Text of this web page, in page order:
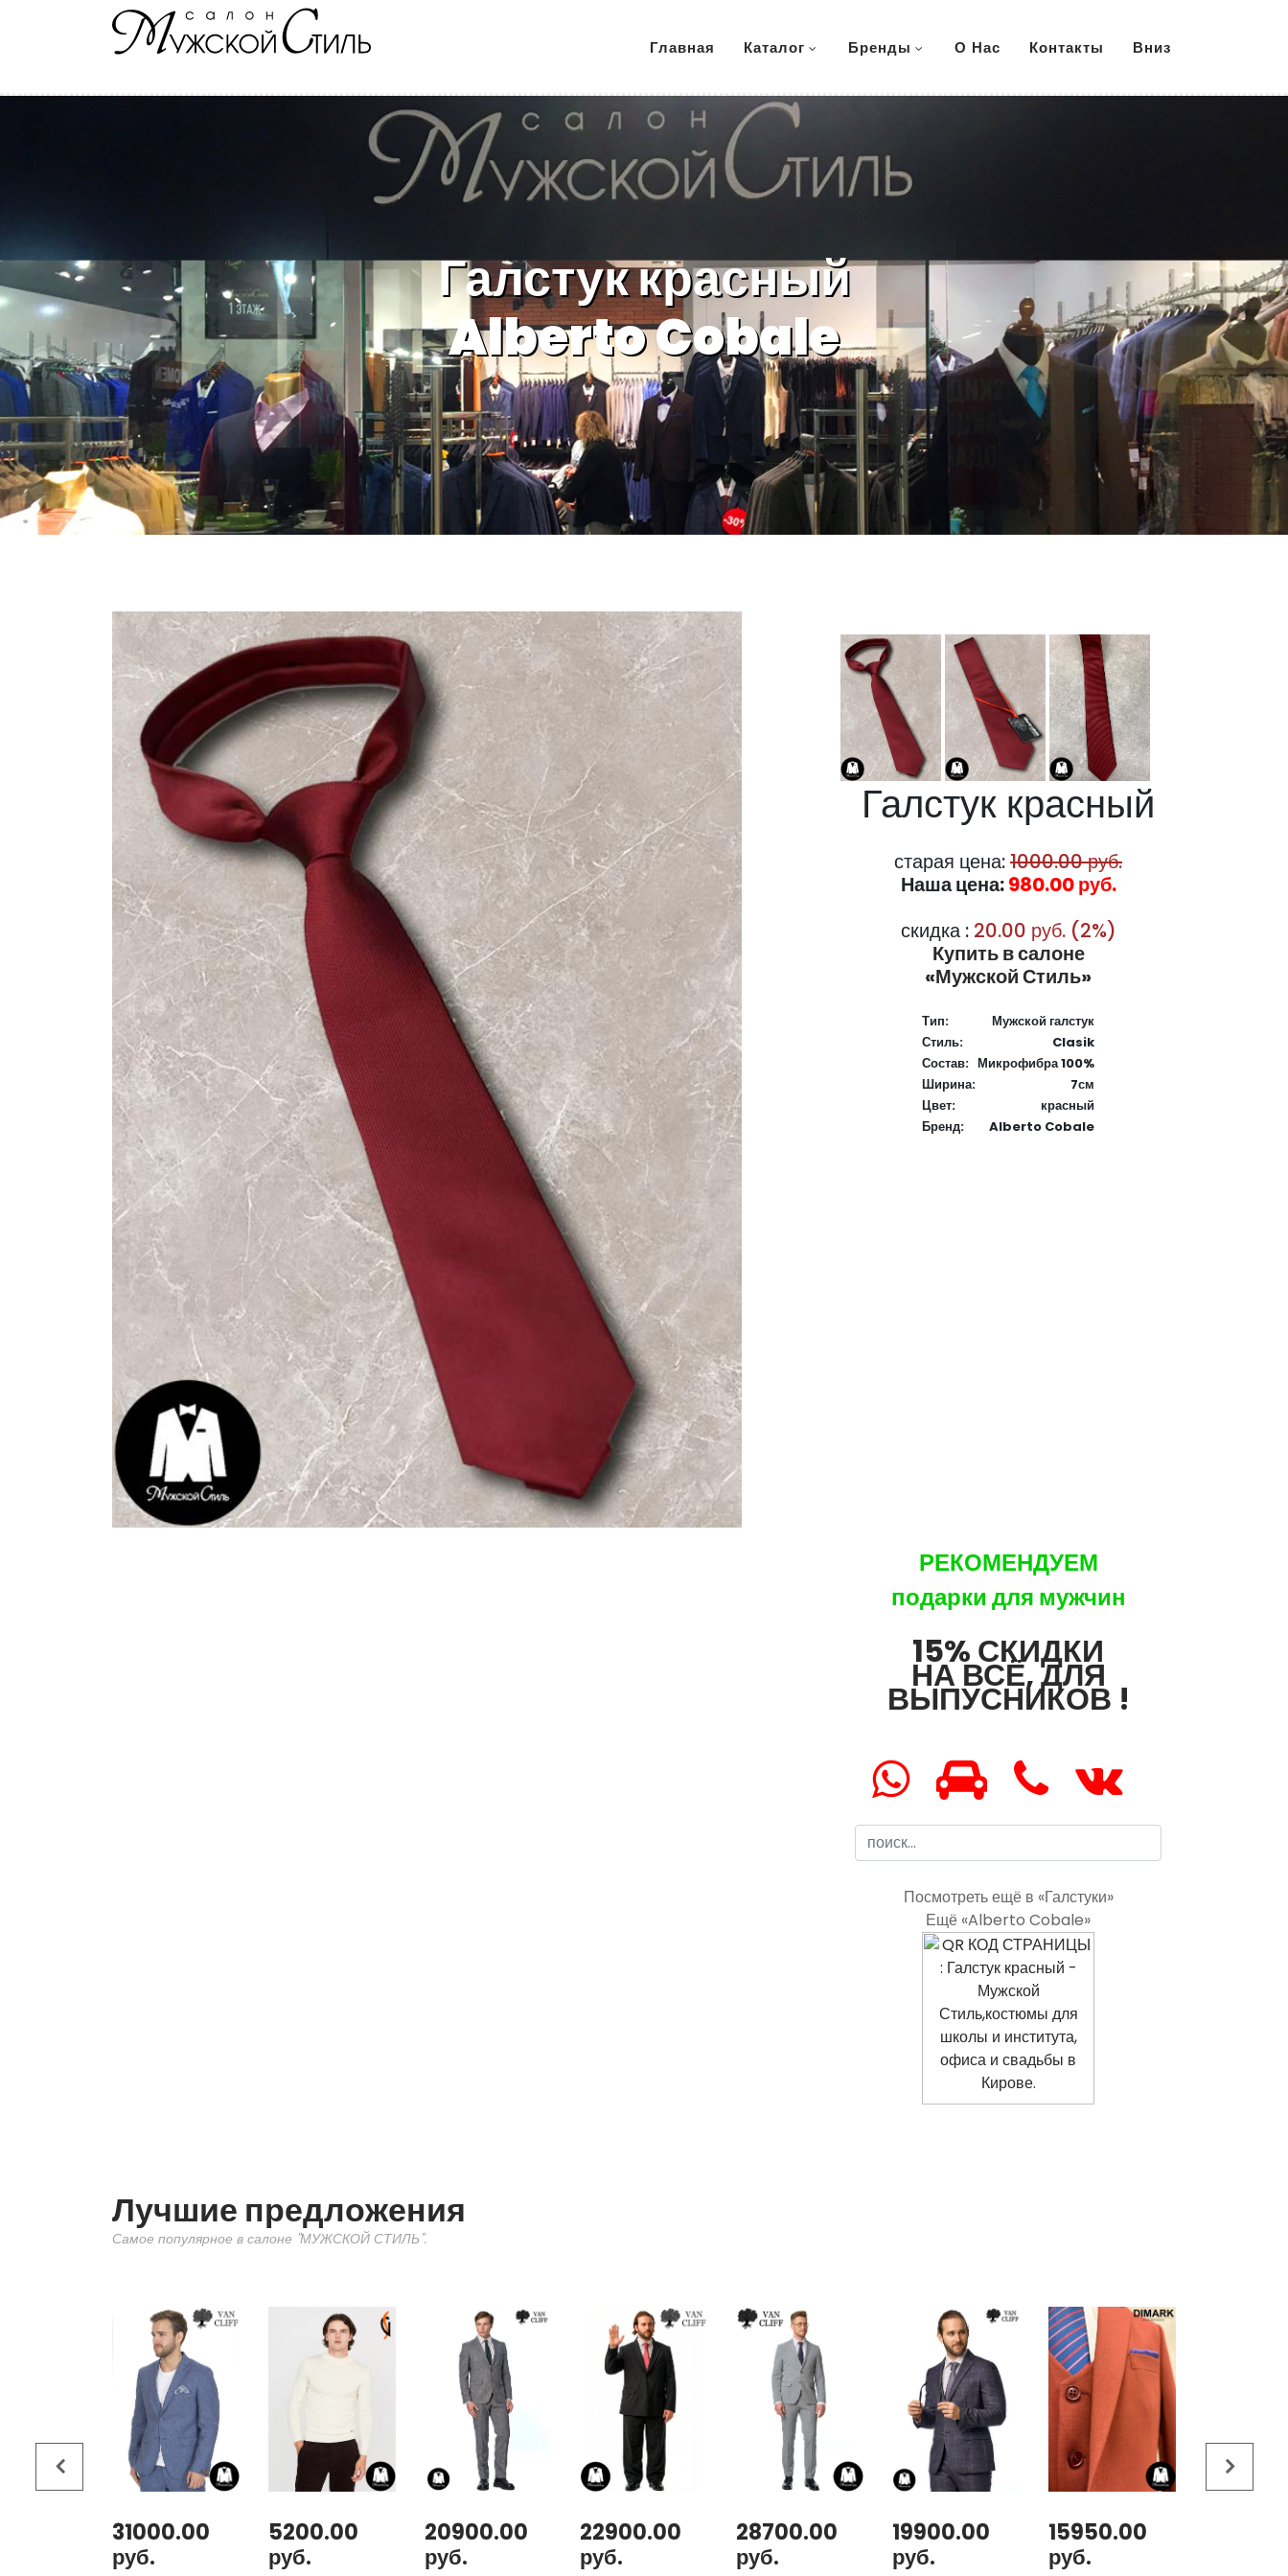
Главная Каталог Бренды О Нас Контакты Вниз
Галстук красный
Alberto Cobale
Галстук красный
старая цена:1000.00 руб.
Наша цена:980.00 руб.
скидка : 20.00 руб. (2%)
Купить в салоне
«Мужской Стиль»
Тип:
Мужской галстук
Стиль:
Clasik
Состав: Микрофибра 100%
Ширина:
7см
Цвет:
красный
Бренд:
Alberto Cobale
РЕКОМЕНДУЕМ
подарки для мужчин
15% СКИДКИ
НА ВСЁ, ДЛЯ
ВЫПУСНИКОВ !
Посмотреть ещё в «Галстуки»
Ещё «Alberto Cobale»
Лучшие предложения
Самое популярное в салоне "МУЖСКОЙ СТИЛЬ".
31000.00
руб.
5200.00
руб.
20900.00
руб.
22900.00
руб.
28700.00
руб.
19900.00
руб.
15950.00
руб.